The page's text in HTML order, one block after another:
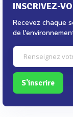
INSCRIVEZ-
Recevez chaque
de
S'inscrire